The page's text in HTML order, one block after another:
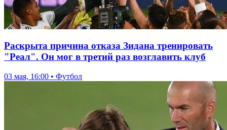
Раскрыта причина отказа Зидана тренировать
"Реал". Он мог в третий раз возглавить клуб
03 мая, 16:00 • Футбол